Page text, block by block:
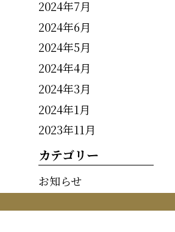
2024年7月
2024年6月
2024年5月
2024年4月
2024年3月
2024年1月
2023年11月
カテゴリー
お知らせ